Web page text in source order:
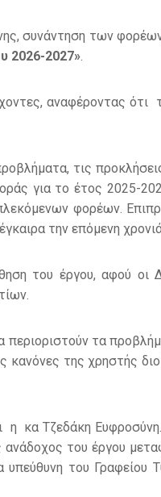
συνάντηση των
2026-2027».
αναφέροντας ότι
τις
για το έτος 2025-
φορέων.
την επόμενη
του έργου, αφού
τα
κανόνες της χρηστής
κα Τζεδάκη
του έργου
του Γραφείου